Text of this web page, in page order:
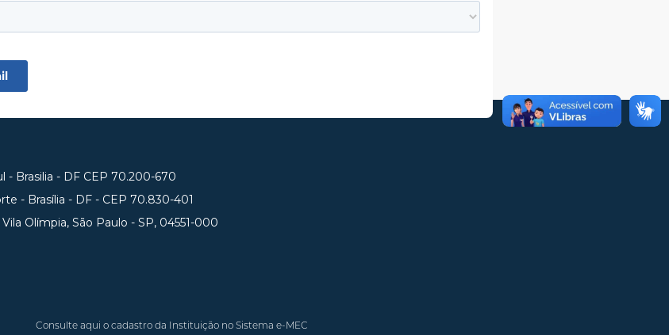
- Brasilia - DF CEP 70.200-670
- Brasília - DF - CEP 70.830-401
Olímpia, São Paulo - SP, 04551-000
Consulte aqui o cadastro da Instituição no Sistema e-MEC